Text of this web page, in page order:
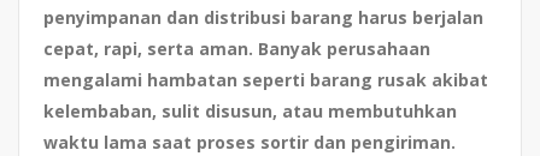
penyimpanan dan distribusi barang harus berjalan
cepat, rapi, serta aman. Banyak perusahaan
mengalami hambatan seperti barang rusak akibat
kelembaban, sulit disusun, atau membutuhkan
waktu lama saat proses sortir dan pengiriman.